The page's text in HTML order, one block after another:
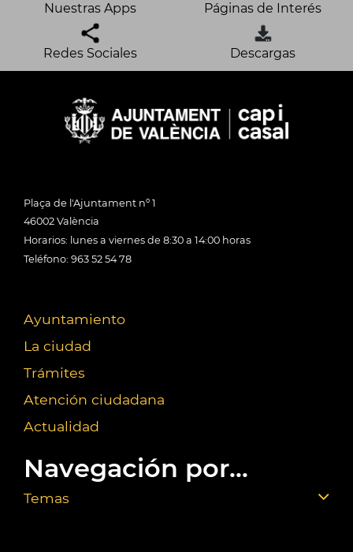
Nuestras Apps Páginas de Interés
Redes Sociales Descargas
Plaça de l'Ajuntament nº 1
46002 València
Horarios: lunes a viernes de 8:30 a 14:00 horas
Teléfono: 963 52 54 78
Ayuntamiento
La ciudad
Trámites
Atención ciudadana
Actualidad
Navegación por...
Temas